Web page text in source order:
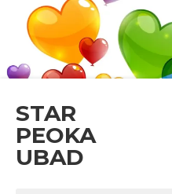
STAR
PEOKA
UBAD